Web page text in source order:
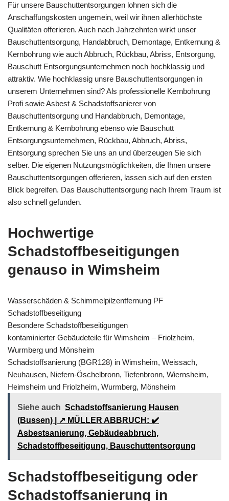
Für unsere Bauschuttentsorgungen lohnen sich die
Anschaffungskosten ungemein, weil wir ihnen allerhöchste
Qualitäten offerieren. Auch nach Jahrzehnten wirkt unser
Bauschuttentsorgung, Handabbruch, Demontage, Entkernung &
Kernbohrung wie auch Abbruch, Rückbau, Abriss, Entsorgung,
Bauschutt Entsorgungsunternehmen noch hochklassig und
attraktiv. Wie hochklassig unsre Bauschuttentsorgungen in
unserem Unternehmen sind? Als professionelle Kernbohrung
Profi sowie Asbest & Schadstoffsanierer von
Bauschuttentsorgung und Handabbruch, Demontage,
Entkernung & Kernbohrung ebenso wie Bauschutt
Entsorgungsunternehmen, Rückbau, Abbruch, Abriss,
Entsorgung sprechen Sie uns an und überzeugen Sie sich
selber. Die eigenen Nutzungsmöglichkeiten, die Ihnen unsere
Bauschuttentsorgungen offerieren, lassen sich auf den ersten
Blick begreifen. Das Bauschuttentsorgung nach Ihrem Traum ist
also schnell gefunden.
Hochwertige
Schadstoffbeseitigungen
genauso in Wimsheim
Wasserschäden & Schimmelpilzentfernung PF
Schadstoffbeseitigung
Besondere Schadstoffbeseitigungen
kontaminierter Gebäudeteile für Wimsheim – Friolzheim,
Wurmberg und Mönsheim
Schadstoffsanierung (BGR128) in Wimsheim, Weissach,
Neuhausen, Niefern-Öschelbronn, Tiefenbronn, Wiernsheim,
Heimsheim und Friolzheim, Wurmberg, Mönsheim
Siehe auch Schadstoffsanierung Hausen
(Bussen) | ↗️ MÜLLER ABBRUCH: ✔️
Asbestsanierung, Gebäudeabbruch,
Schadstoffbeseitigung, Bauschuttentsorgung
Schadstoffbeseitigung oder
Schadstoffsanierung in